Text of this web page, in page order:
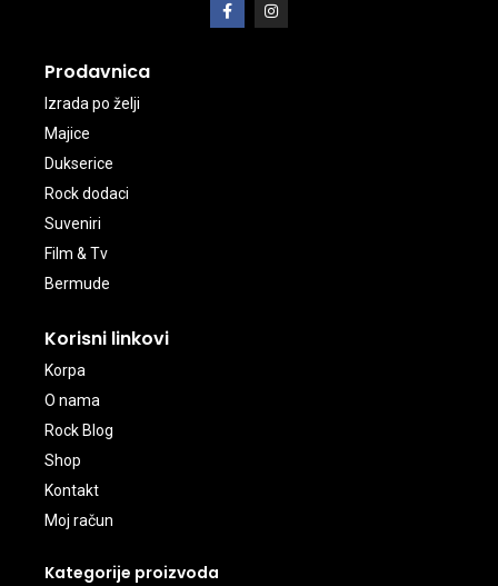
Prodavnica
Izrada po želji
Majice
Dukserice
Rock dodaci
Suveniri
Film & Tv
Bermude
Korisni linkovi
Korpa
O nama
Rock Blog
Shop
Kontakt
Moj račun
Kategorije proizvoda